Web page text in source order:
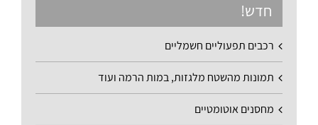
חדש!
רכבים תפעוליים חשמליים
תמונות מהשטח מלגזות, במות הרמה ועוד
מחסנים אוטומטיים